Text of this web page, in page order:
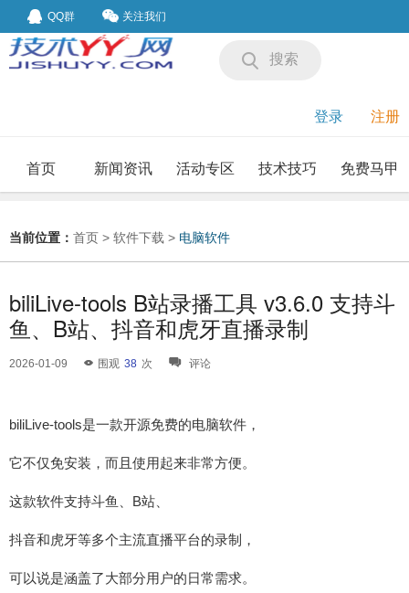
QQ群 关注我们
搜索
登录 注册
首页 新闻资讯 活动专区 技术技巧 免费马甲
当前位置： 首页 > 软件下载 > 电脑软件
biliLive-tools B站录播工具 v3.6.0 支持斗
鱼、B站、抖音和虎牙直播录制
2026-01-09 围观 38 次 评论
biliLive-tools是一款开源免费的电脑软件，
它不仅免安装，而且使用起来非常方便。
这款软件支持斗鱼、B站、
抖音和虎牙等多个主流直播平台的录制，
可以说是涵盖了大部分用户的日常需求。